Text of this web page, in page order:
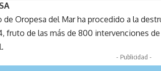
de Oropesa del Mar ha procedido a la
fruto de las más de 800 intervenciones
- Publicidad -